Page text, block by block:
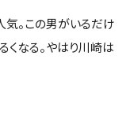
気。この男がいるだけ
くなる。やはり川崎は